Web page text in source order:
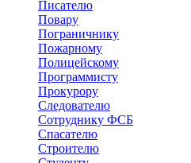
Писателю
Повару
Пограничнику
Пожарному
Полицейскому
Программисту
Прокурору
Следователю
Сотруднику ФСБ
Спасателю
Строителю